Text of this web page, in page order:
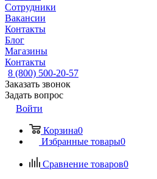
Сотрудники
Вакансии
Контакты
Блог
Магазины
Контакты
8 (800) 500-20-57
Заказать звонок
Задать вопрос
Войти
Корзина0
Избранные товары0
Сравнение товаров0